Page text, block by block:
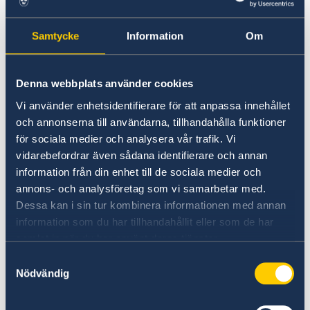
Samtycke Information Om
Denna webbplats använder cookies
Vi använder enhetsidentifierare för att anpassa innehållet
och annonserna till användarna, tillhandahålla funktioner
för sociala medier och analysera vår trafik. Vi
vidarebefordrar även sådana identifierare och annan
information från din enhet till de sociala medier och
annons- och analysföretag som vi samarbetar med.
Dessa kan i sin tur kombinera informationen med annan
information som du har tillhandahållit eller som de har
samlat in när du har använt deras tjänster.
Nödvändig
Läs på om ditt resmål
under
Ambassadens reseinformation - Uruguay.
Ladda också ner appen UD Resklar.
Behöver jag visum?
Du som är svensk medborgare och ska besöka
Uruguay mindre än 90 dagar behöver inte
visum för ditt besök. Läs mer om
visum på sidan om in- och utresebestämmelser.